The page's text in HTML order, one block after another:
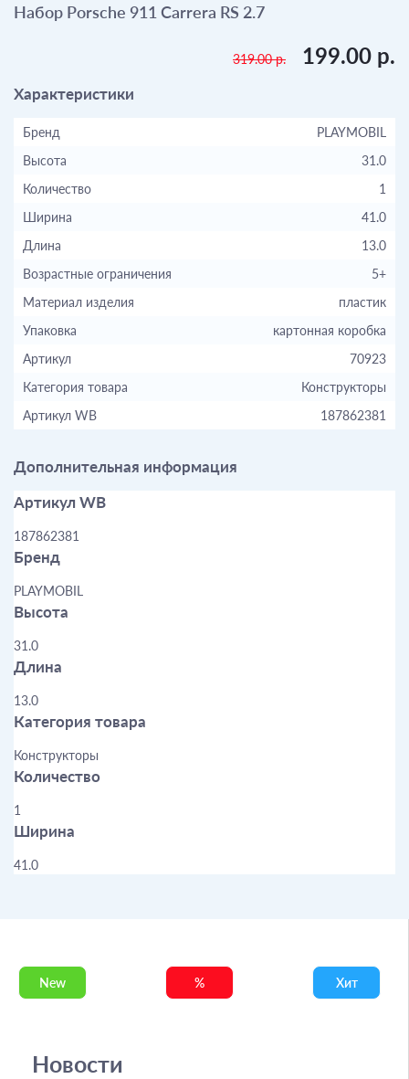
Набор Porsche 911 Carrera RS 2.7
319.00 р. 199.00 р.
Характеристики
Бренд
PLAYMOBIL
Высота
31.0
Количество
1
Ширина
41.0
Длина
13.0
Возрастные ограничения
5+
Материал изделия
пластик
Упаковка
картонная коробка
Артикул
70923
Категория товара
Конструкторы
Артикул WB
187862381
Дополнительная информация
Артикул WB
187862381
Бренд
PLAYMOBIL
Высота
31.0
Длина
13.0
Категория товара
Конструкторы
Количество
1
Ширина
41.0
New % Хит
Новости